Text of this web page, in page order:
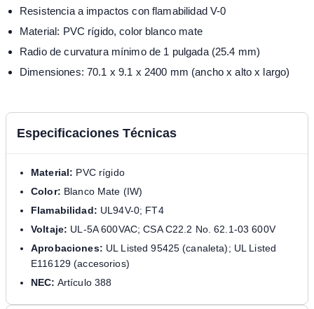
Resistencia a impactos con flamabilidad V-0
Material: PVC rígido, color blanco mate
Radio de curvatura mínimo de 1 pulgada (25.4 mm)
Dimensiones: 70.1 x 9.1 x 2400 mm (ancho x alto x largo)
Especificaciones Técnicas
Material: PVC rígido
Color: Blanco Mate (IW)
Flamabilidad: UL94V-0; FT4
Voltaje: UL-5A 600VAC; CSA C22.2 No. 62.1-03 600V
Aprobaciones: UL Listed 95425 (canaleta); UL Listed
E116129 (accesorios)
NEC: Artículo 388